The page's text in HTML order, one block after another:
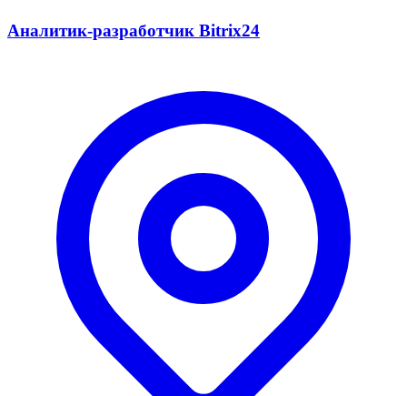
Аналитик-разработчик Bitrix24